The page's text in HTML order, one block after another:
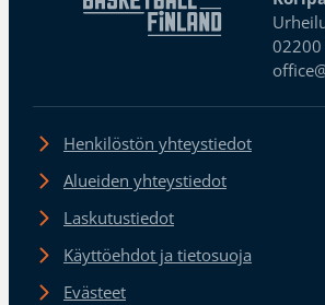
02200
Henkilöstön yhteystiedot
Alueiden yhteystiedot
Laskutustiedot
Käyttöehdot ja tietosuoja
Evästeet